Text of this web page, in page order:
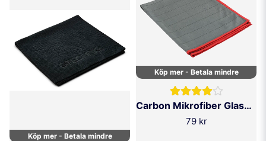
Köp mer - Betala mindre
Köp mer - Betala mindre
Carbon Mikrofiber Glasduk
79 kr